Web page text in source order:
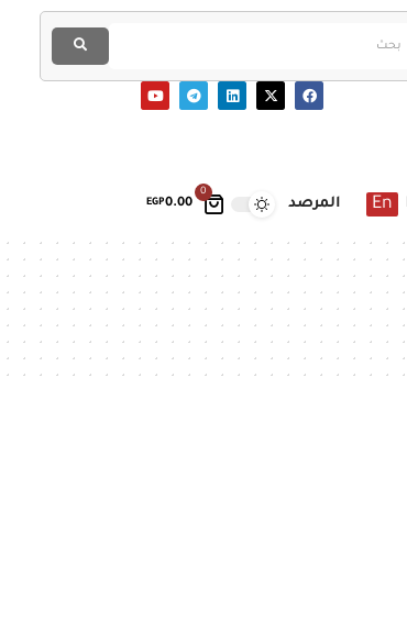
0
EGP0.00 En المرصد